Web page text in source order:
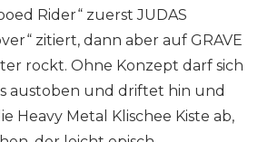
Rider“ zuerst JUDAS
zitiert, dann aber auf GRAVE
rockt. Ohne Konzept darf sich
austoben und driftet hin und
Heavy Metal Klischee Kiste ab,